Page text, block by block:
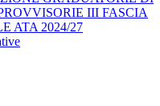
III FASCIA
ATA 2024/27